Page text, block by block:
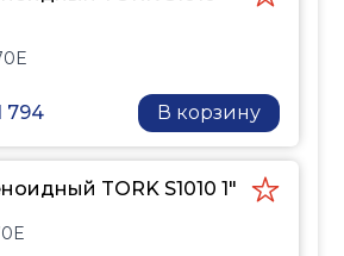
соединением от 3/8” до
2”. Клапаны TORK серии
конструкцию,
794 В корзину
TORK S1010 1"